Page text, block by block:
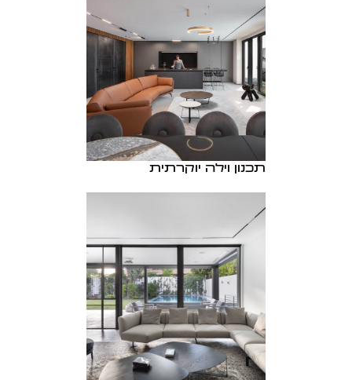
תכנון וילה יוקרתית